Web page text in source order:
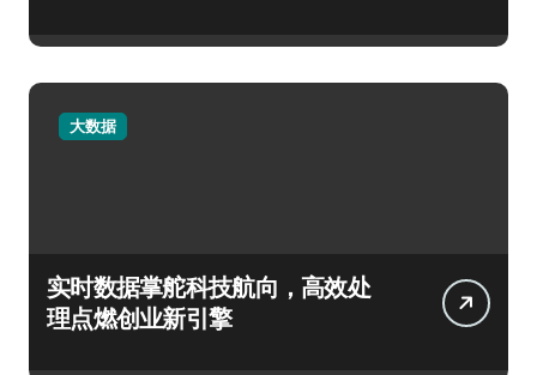
大数据
实时数据掌舵科技航向，高效处
理点燃创业新引擎